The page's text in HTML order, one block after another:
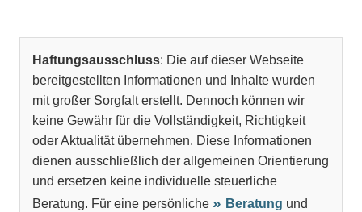
Haftungsausschluss: Die auf dieser Webseite
bereitgestellten Informationen und Inhalte wurden
mit großer Sorgfalt erstellt. Dennoch können wir
keine Gewähr für die Vollständigkeit, Richtigkeit
oder Aktualität übernehmen. Diese Informationen
dienen ausschließlich der allgemeinen Orientierung
und ersetzen keine individuelle steuerliche
Beratung. Für eine persönliche
Beratung und